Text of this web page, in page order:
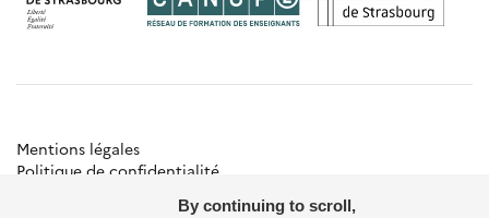
Mentions légales
Politique de confidentialité
By continuing to scroll,